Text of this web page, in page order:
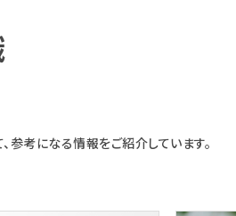
参考になる情報をご紹介しています。